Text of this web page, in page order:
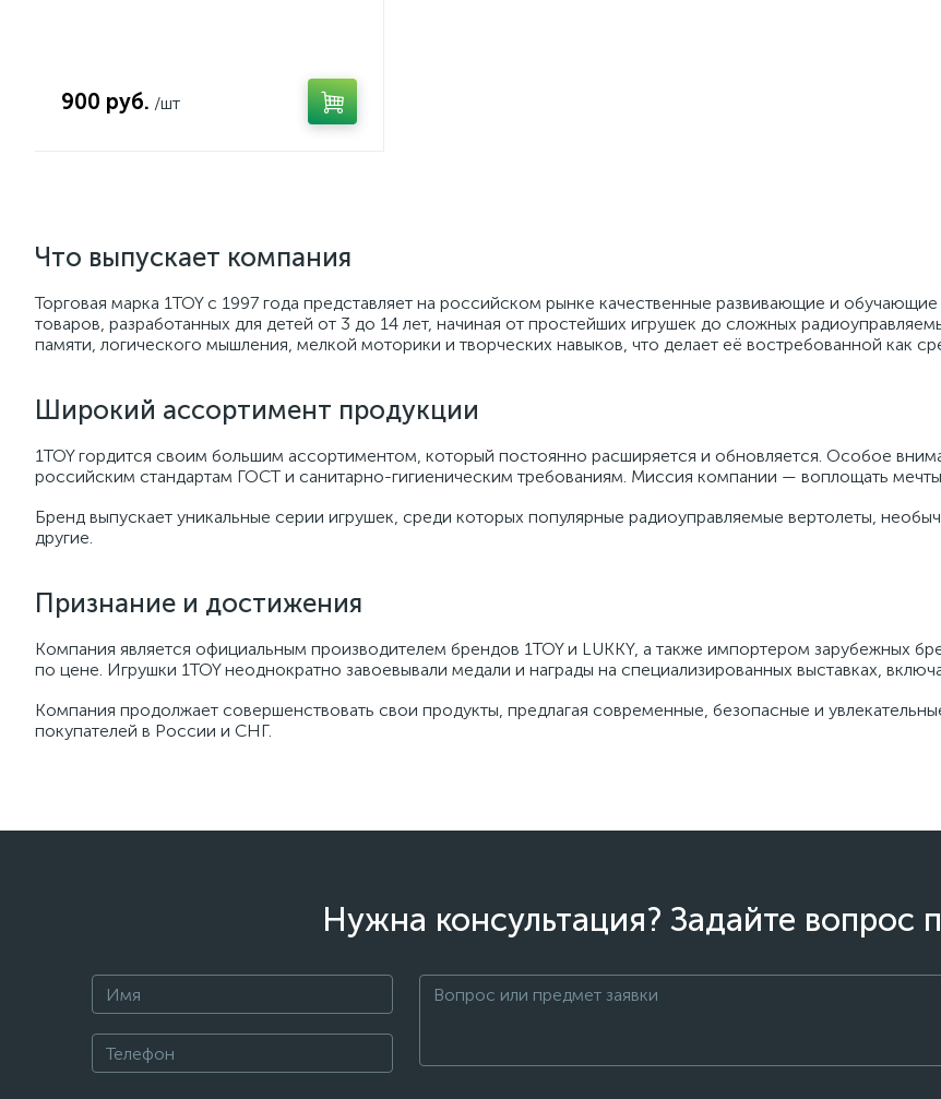
900 руб. /шт
Что выпускает компания
Торговая марка 1TOY с 1997 года представляет на российском рынке качественные развивающие и
товаров, разработанных для детей от 3 до 14 лет, начиная от простейших игрушек до сложных
памяти, логического мышления, мелкой моторики и творческих навыков, что делает её востребованной как
Широкий ассортимент продукции
1TOY гордится своим большим ассортиментом, который постоянно расширяется и обновляется. Особое
российским стандартам ГОСТ и санитарно-гигиеническим требованиям. Миссия компании — воплощать
Бренд выпускает уникальные серии игрушек, среди которых популярные радиоуправляемые вертолеты,
другие.
Признание и достижения
Компания является официальным производителем брендов 1TOY и LUKKY, а также импортером зарубежных
по цене. Игрушки 1TOY неоднократно завоевывали медали и награды на специализированных выставках,
Компания продолжает совершенствовать свои продукты, предлагая современные, безопасные и
покупателей в России и СНГ.
Нужна консультация? Задайте вопрос